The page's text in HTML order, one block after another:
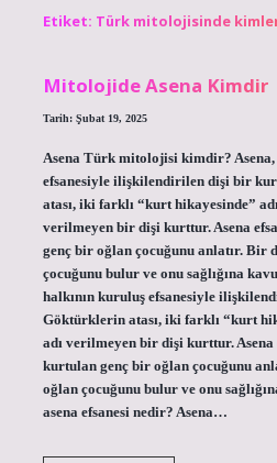
Etiket: Türk mitolojisinde
Mitolojide Asena Kimdir
Tarih: Şubat 19, 2025
Asena Türk mitolojisi kimdir?
efsanesiyle ilişkilendirilen dişi bir
atası, iki farklı “kurt hikayesinde”
verilmeyen bir dişi kurttur. Asena
genç bir oğlan çocuğunu anlatır. Bir
çocuğunu bulur ve onu sağlığına
halkının kuruluş efsanesiyle
Göktürklerin atası, iki farklı “kurt
adı verilmeyen bir dişi kurttur. Asena
kurtulan genç bir oğlan çocuğunu
oğlan çocuğunu bulur ve onu
asena efsanesi nedir? Asena…